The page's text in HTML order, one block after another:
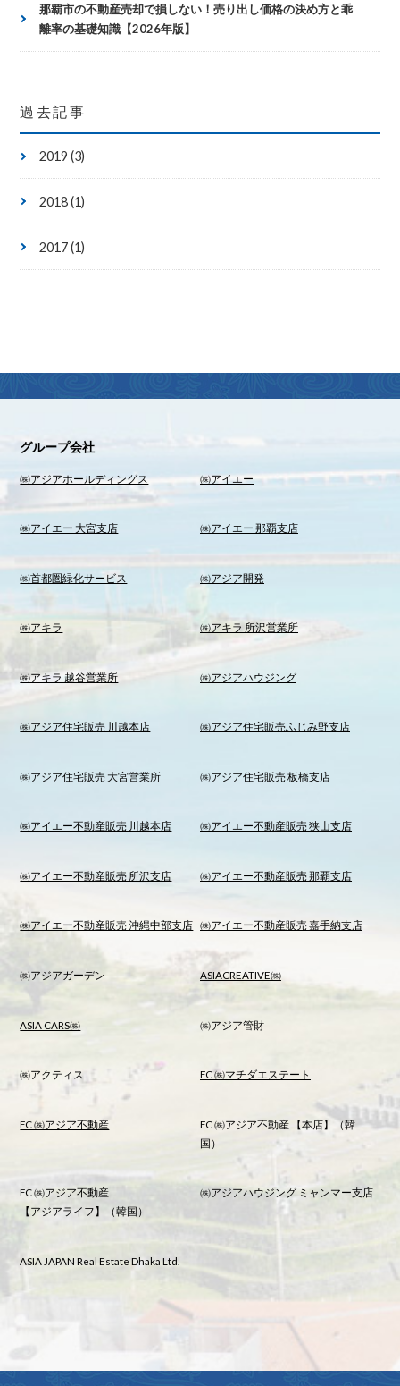
那覇市の不動産売却で損しない！売り出し価格の決め方と乖
離率の基礎知識【2026年版】
過去記事
2019 (3)
2018 (1)
2017 (1)
グループ会社
㈱アジアホールディングス ㈱アイエー
㈱アイエー 大宮支店 ㈱アイエー 那覇支店
㈱首都圏緑化サービス ㈱アジア開発
㈱アキラ ㈱アキラ 所沢営業所
㈱アキラ 越谷営業所 ㈱アジアハウジング
㈱アジア住宅販売 川越本店 ㈱アジア住宅販売ふじみ野支店
㈱アジア住宅販売 大宮営業所 ㈱アジア住宅販売 板橋支店
㈱アイエー不動産販売 川越本店 ㈱アイエー不動産販売 狭山支店
㈱アイエー不動産販売 所沢支店 ㈱アイエー不動産販売 那覇支店
㈱アイエー不動産販売 沖縄中部支店 ㈱アイエー不動産販売 嘉手納支店
㈱アジアガーデン ASIACREATIVE㈱
ASIA CARS㈱ ㈱アジア管財
㈱アクティス FC ㈱マチダエステート
FC ㈱アジア不動産
FC ㈱アジア不動産 【本店】（韓
国）
FC ㈱アジア不動産
【アジアライフ】（韓国）
㈱アジアハウジング ミャンマー支店
ASIA JAPAN Real Estate Dhaka Ltd.